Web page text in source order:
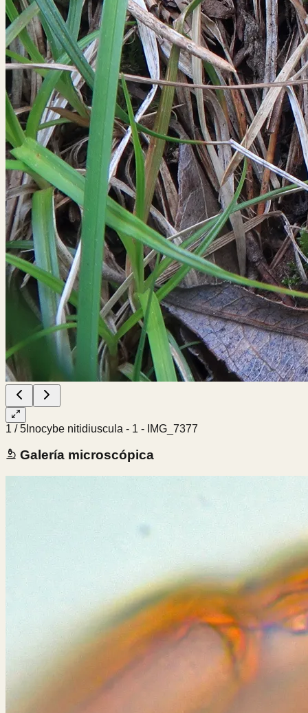
1 /5 Inocybe nitidiuscula - 1 - IMG_7377
Galería microscópica